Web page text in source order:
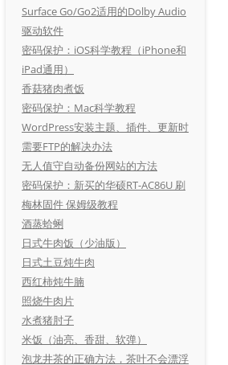
Surface Go/Go2适用的Dolby Audio
驱动软件
密码保护：iOS科学教程（iPhone和
iPad通用）
香菇猪肉煮饭
密码保护：Mac科学教程
WordPress安装主题、插件、更新时
需要FTP的解决办法
无人值守自动备份网站的方法
密码保护：新买的华硕RT-AC86U 刷
梅林固件 保姆级教程
酒蒸蛤蜊
日式牛肉饭（少油版）
日式土豆炖牛肉
西红柿炖牛腩
照烧牛肉片
水煮猪肘子
米饭（油亮、香甜、软弹）
泡龙井茶的正确方法，茶叶不会漂浮